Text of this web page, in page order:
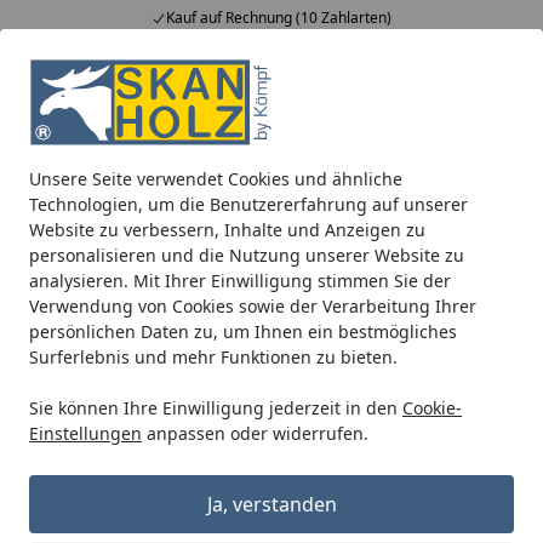
Unsere Seite verwendet Cookies und ähnliche
Technologien, um die Benutzererfahrung auf unserer
Website zu verbessern, Inhalte und Anzeigen zu
personalisieren und die Nutzung unserer Website zu
analysieren. Mit Ihrer Einwilligung stimmen Sie der
Verwendung von Cookies sowie der Verarbeitung Ihrer
persönlichen Daten zu, um Ihnen ein bestmögliches
Surferlebnis und mehr Funktionen zu bieten.
Sie können Ihre Einwilligung jederzeit in den Cookie-
Einstellungen anpassen oder widerrufen.
Ja, verstanden
Kauf auf Rechnung (10 Zahlarten)
Alle Produkte
Mein Konto
Suchen
Startseite
Metall Dachrinnenset 323MA für Satteldächer bis 2 x 300
Metall Dachrinnenset 323MA für
Satteldächer bis 2 x 300 cm mit
Kunststofffallrohr(en)